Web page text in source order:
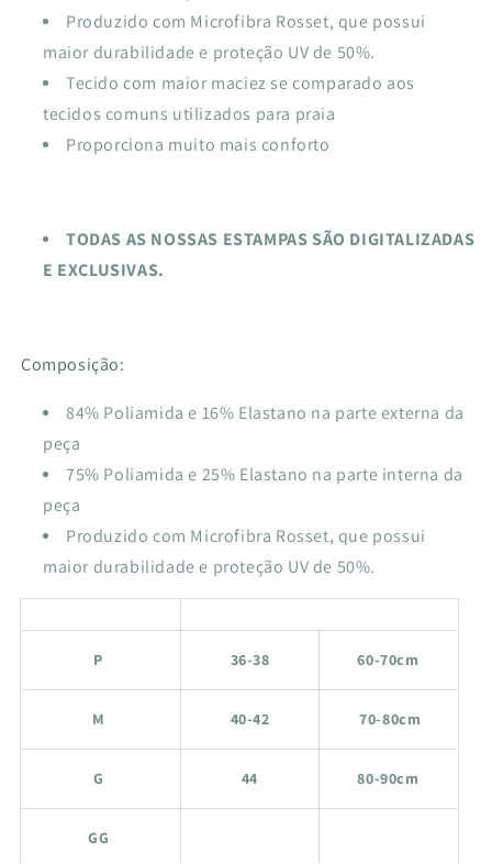
Produzido com Microfibra Rosset, que possui
maior durabilidade e proteção UV de 50%.
Tecido com maior maciez se comparado aos
tecidos comuns utilizados para praia
Proporciona muito mais conforto
TODAS AS NOSSAS ESTAMPAS SÃO DIGITALIZADAS
E EXCLUSIVAS.
Composição:
84% Poliamida e 16% Elastano na parte externa da
peça
75% Poliamida e 25% Elastano na parte interna da
peça
Produzido com Microfibra Rosset, que possui
maior durabilidade e proteção UV de 50%.
P 36-38 60-70cm
M 40-42 70-80cm
G 44 80-90cm
GG